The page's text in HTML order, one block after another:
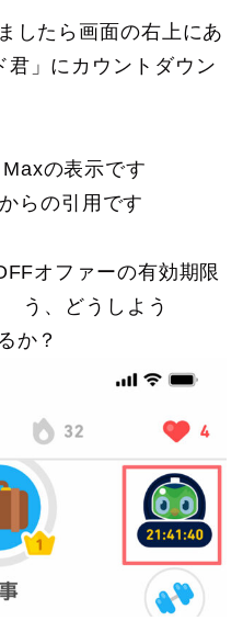
したら画面の右上にあ
」にカウントダウン
の表示です
らの引用です
オファーの有効期限
う、どうしよう
か？